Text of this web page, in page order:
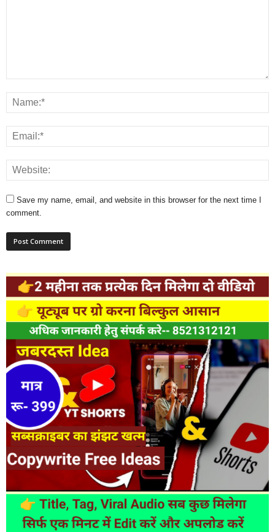
Save my name, email, and website in this browser for the next time I
comment.